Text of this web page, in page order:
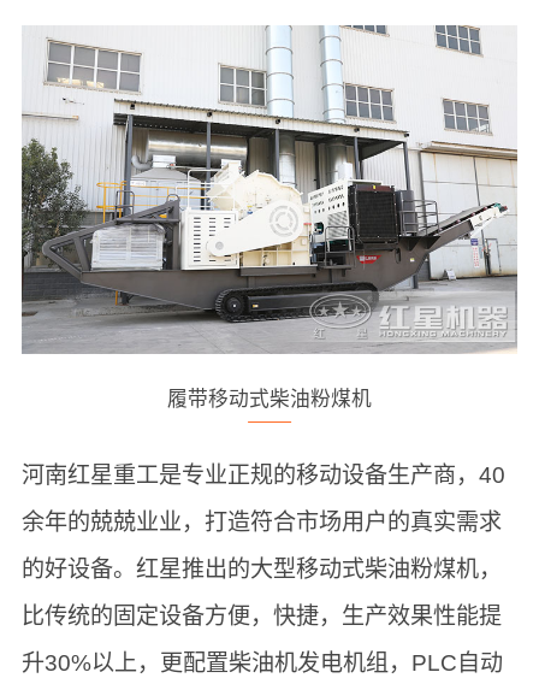
履带移动式柴油粉煤机
河南红星重工是专业正规的移动设备生产商，40
余年的兢兢业业，打造符合市场用户的真实需求
的好设备。红星推出的大型移动式柴油粉煤机，
比传统的固定设备方便，快捷，生产效果性能提
升30%以上，更配置柴油机发电机组，PLC自动